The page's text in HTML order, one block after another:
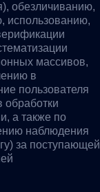
обезличиванию,
использованию,
массивов,
в
пользователя
обработки
а также по
наблюдения
за поступающей